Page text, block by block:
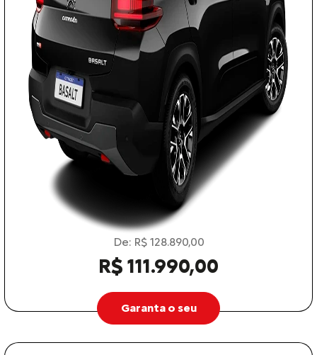
De: R$ 128.890,00
R$ 111.990,00
Garanta o seu